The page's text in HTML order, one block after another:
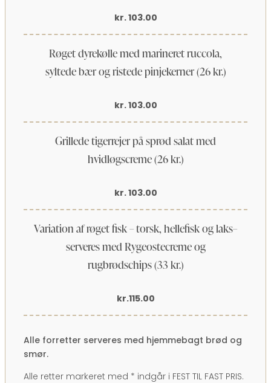
kr. 103.00
Røget dyrekølle med marineret ruccola,
syltede bær og ristede pinjekerner (26 kr.)
kr. 103.00
Grillede tigerrejer på sprød salat med
hvidløgscreme (26 kr.)
kr. 103.00
Variation af røget fisk – torsk, hellefisk og laks–
serveres med Rygeostecreme og
rugbrødschips (33 kr.)
kr.115.00
Alle forretter serveres med hjemmebagt brød og
smør.
Alle retter markeret med * indgår i FEST TIL FAST PRIS.